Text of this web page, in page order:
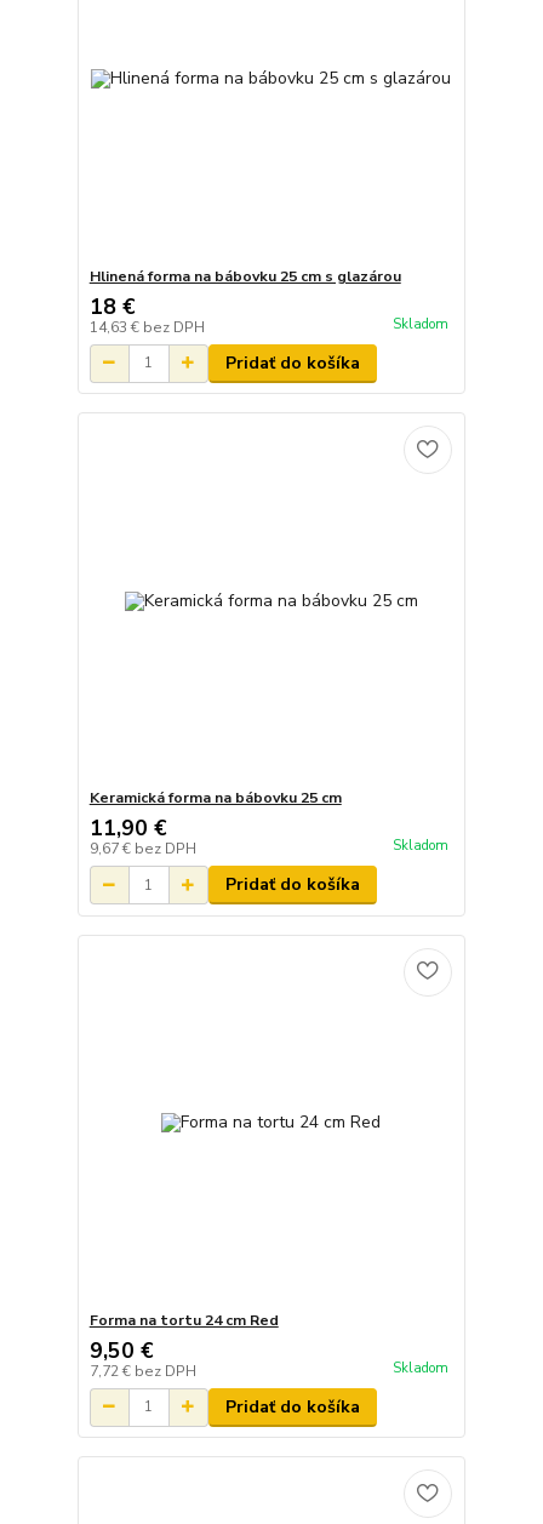
Hlinená forma na bábovku 25 cm s glazárou
18 €
14,63 € bez DPH Skladom
Pridať do košíka
Keramická forma na bábovku 25 cm
11,90 €
9,67 € bez DPH Skladom
Pridať do košíka
Forma na tortu 24 cm Red
9,50 €
7,72 € bez DPH Skladom
Pridať do košíka